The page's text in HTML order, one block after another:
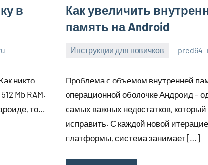
в
никто
Mb RAM.
то…
Как увеличить
память на Android
Инструкции для новичков
2023
Проблема с объемом внутренней
операционной оболочке Андроид –
самых важных недостатков,
исправить. С каждой новой
платформы, система занимает […]